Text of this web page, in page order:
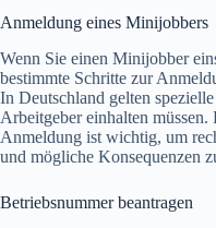
Anmeldung eines Minijobbers
Wenn Sie einen Minijobber
bestimmte Schritte zur
In Deutschland gelten
Arbeitgeber einhalten müssen.
Anmeldung ist wichtig, um
und mögliche Konsequenzen
Betriebsnummer beantragen